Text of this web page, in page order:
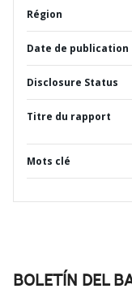
Région
Date de publication
Disclosure Status
Titre du rapport
Mots clé
BOLETÍN DEL